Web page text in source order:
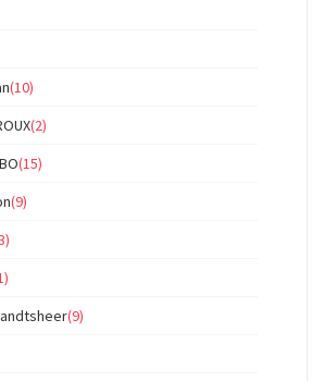
(10)
(2)
(15)
(9)
(9)